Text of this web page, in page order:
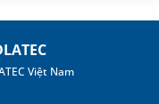
Việt Nam